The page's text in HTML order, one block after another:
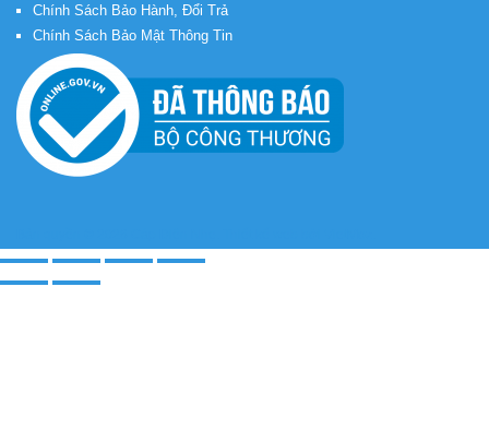
Chính Sách Bảo Hành, Đổi Trả
Chính Sách Bảo Mật Thông Tin